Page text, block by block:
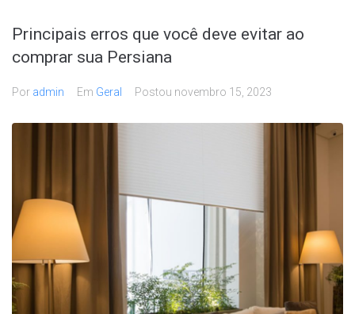
Principais erros que você deve evitar ao
comprar sua Persiana
Por admin Em Geral Postou novembro 15, 2023